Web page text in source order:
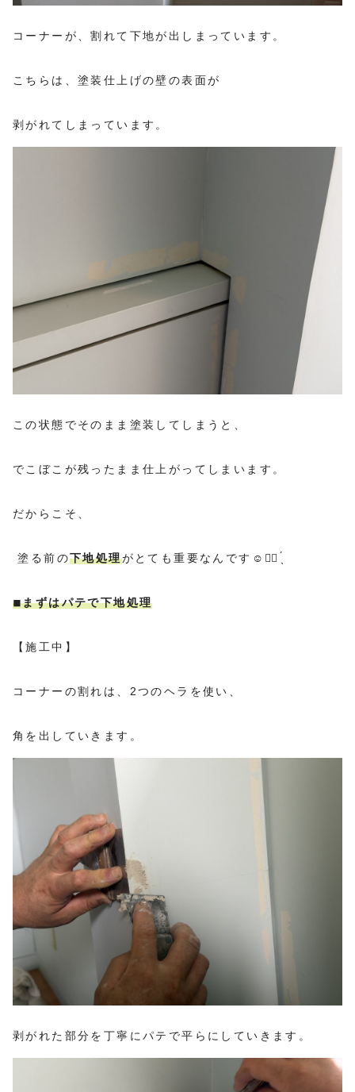
コーナーが、割れて下地が出しまっています。
こちらは、塗装仕上げの壁の表面が
剥がれてしまっています。
この状態でそのまま塗装してしまうと、
でこぼこが残ったまま仕上がってしまいます。
だからこそ、
塗る前の下地処理がとても重要なんです☺️☝🏻 ̖́
◾︎まずはパテで下地処理
【施工中】
コーナーの割れは、2つのヘラを使い、
角を出していきます。
剥がれた部分を丁寧にパテで平らにしていきます。